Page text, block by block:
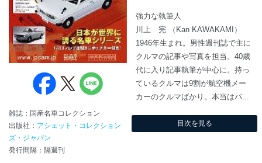
雑誌：国産名車コレクション
出版社： アシェット・コレクション
ズ・ジャパン
発行間隔：隔週刊
強力な執筆人
川上 完 （Kan KAWAKAMI）
1946年生まれ。男性週刊誌で主に
クルマの記事や写真を担当。40歳
代に入り記事執筆が中心に。持っ
ているクルマは9割が航空機メー
カーのクルマばかり。本当はパ...
目次を見る